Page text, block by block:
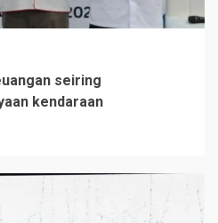
seiring
kendaraan